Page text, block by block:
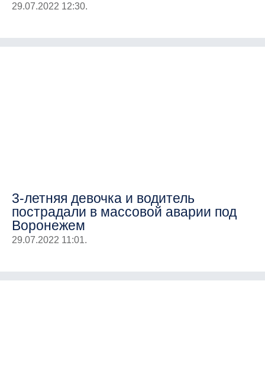
29.07.2022 12:30.
3-летняя девочка и водитель
пострадали в массовой аварии под
Воронежем
29.07.2022 11:01.